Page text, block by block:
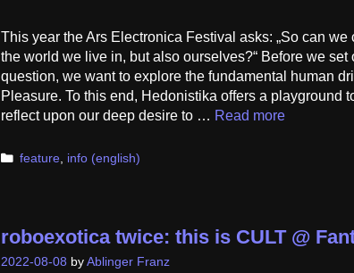
This year the Ars Electronica Festival asks: „So can we
the world we live in, but also ourselves?“ Before we set
question, we want to explore the fundamental human
Pleasure. To this end, Hedonistika offers a playground
reflect upon our deep desire to … Read more
Categories
feature, info (english)
roboexotica twice: this is CULT @
2022-08-08 by Ablinger Franz